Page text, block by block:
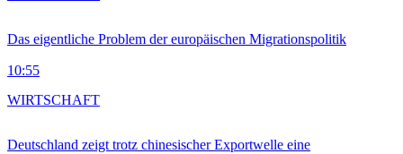
Das eigentliche Problem der europäischen Migrationspolitik
10:55
Deutschland zeigt trotz chinesischer Exportwelle eine
WIRTSCHAFT